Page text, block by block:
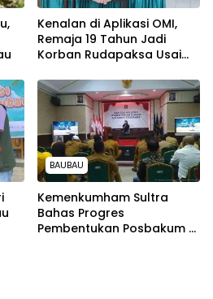
Kenalan di Aplikasi OMI,
Remaja 19 Tahun Jadi
Korban Rudapaksa Usai
BAUBAU
Kemenkumham Sultra
Bahas Progres
Pembentukan Posbakum di